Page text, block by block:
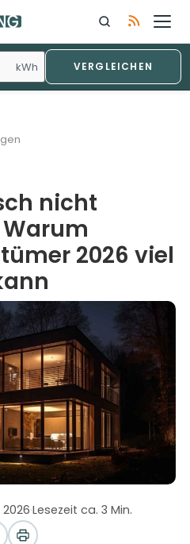
kWh VERGLEICHEN
nicht
2026 viel
2026·Lesezeit ca. 3 Min.